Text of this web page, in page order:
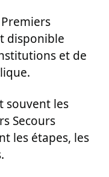
disponible
et de
souvent les
Secours
les étapes, les